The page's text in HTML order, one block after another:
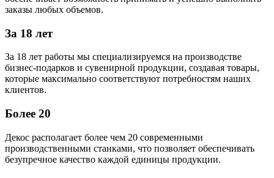
заказы любых объемов.
За 18 лет
За 18 лет работы мы специализируемся на производстве
бизнес-подарков и сувенирной продукции, создавая товары,
которые максимально соответствуют потребностям наших
клиентов.
Более 20
Декос располагает более чем 20 современными
производственными станками, что позволяет обеспечивать
безупречное качество каждой единицы продукции.